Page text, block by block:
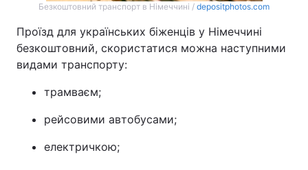
Безкоштовний транспорт в Німеччині / depositphotos.com
Проїзд для українських біженців у Німеччині
безкоштовний, скористатися можна наступними
видами транспорту:
трамваєм;
рейсовими автобусами;
електричкою;